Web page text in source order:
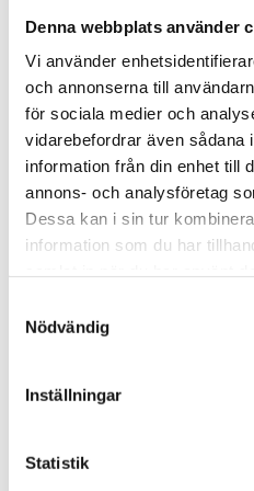
Denna webbplats använder
Vi använder
och annonserna till
för sociala medier och
vidarebefordrar även sådana
information från din enhet till
annons- och analysföretag
Dessa kan i sin tur
information som du har
Nödvändig
Inställningar
Statistik
TypeError:
function at
https://
(<anonymous>) at K
(https://
(https://
(https://
(https://
https://
(https://
(https://